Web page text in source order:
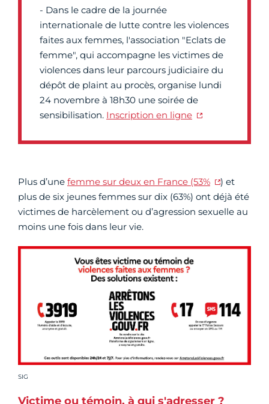
- Dans le cadre de la journée
internationale de lutte contre les violences
faites aux femmes, l'association "Eclats de
femme", qui accompagne les victimes de
violences dans leur parcours judiciaire du
dépôt de plaint au procès, organise lundi
24 novembre à 18h30 une soirée de
sensibilisation. Inscription en ligne
Plus d’une femme sur deux en France (53%
) et
plus de six jeunes femmes sur dix (63%) ont déjà été
victimes de harcèlement ou d’agression sexuelle au
moins une fois dans leur vie.
Crédit photo :
SIG
Victime ou témoin, à qui s'adresser ?